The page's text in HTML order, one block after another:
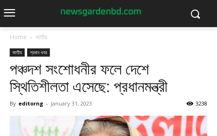
Home জাতীয়
জাতীয় প্রধান খবর
পঞ্চদশ সংশোধনীর ফলে দেশে
স্থিতিশীলতা এসেছে: প্রধানমন্ত্রী
By editorng - January 31, 2023 3238